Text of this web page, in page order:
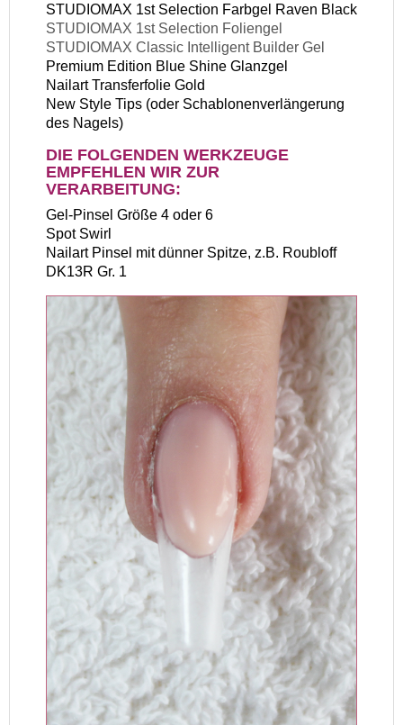
STUDIOMAX 1st Selection Farbgel Raven Black
STUDIOMAX 1st Selection Foliengel
STUDIOMAX Classic Intelligent Builder Gel
Premium Edition Blue Shine Glanzgel
Nailart Transferfolie Gold
New Style Tips (oder Schablonenverlängerung
des Nagels)
DIE FOLGENDEN WERKZEUGE
EMPFEHLEN WIR ZUR
VERARBEITUNG:
Gel-Pinsel Größe 4 oder 6
Spot Swirl
Nailart Pinsel mit dünner Spitze, z.B. Roubloff
DK13R Gr. 1